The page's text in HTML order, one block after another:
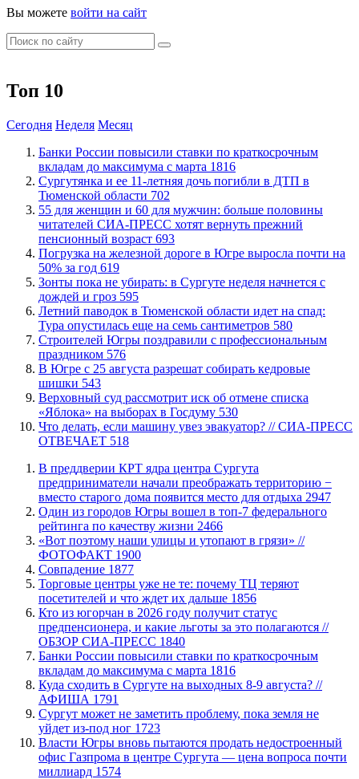
Вы можете войти на сайт
Топ 10
Сегодня Неделя Месяц
​Банки России повысили ставки по краткосрочным
вкладам до максимума с марта 1816
Сургутянка и ее 11-летняя дочь погибли в ДТП в
Тюменской области 702
​55 для женщин и 60 для мужчин: больше половины
читателей СИА-ПРЕСС хотят вернуть прежний
пенсионный возраст 693
​Погрузка на железной дороге в Югре выросла почти на
50% за год 619
​Зонты пока не убирать: в Сургуте неделя начнется с
дождей и гроз 595
​Летний паводок в Тюменской области идет на спад:
Тура опустилась еще на семь сантиметров 580
​Строителей Югры поздравили с профессиональным
праздником 576
​В Югре с 25 августа разрешат собирать кедровые
шишки 543
​Верховный суд рассмотрит иск об отмене списка
«Яблока» на выборах в Госдуму 530
​Что делать, если машину увез эвакуатор? // СИА-ПРЕСС
ОТВЕЧАЕТ 518
​В преддверии КРТ ядра центра Сургута
предприниматели начали преображать территорию −
вместо старого дома появится место для отдыха 2947
Один из городов Югры вошел в топ-7 федерального
рейтинга по качеству жизни 2466
«Вот поэтому наши улицы и утопают в грязи» //
ФОТОФАКТ 1900
​Совпадение 1877
Торговые центры уже не те: почему ТЦ теряют
посетителей и что ждет их дальше 1856
Кто из югорчан в 2026 году получит статус
предпенсионера, и какие льготы за это полагаются //
ОБЗОР СИА-ПРЕСС 1840
​Банки России повысили ставки по краткосрочным
вкладам до максимума с марта 1816
​Куда сходить в Сургуте на выходных 8-9 августа? //
АФИША 1791
Сургут может не заметить проблему, пока земля не
уйдет из-под ног 1723
Власти Югры вновь пытаются продать недостроенный
офис Газпрома в центре Сургута — цена вопроса почти
миллиард 1574